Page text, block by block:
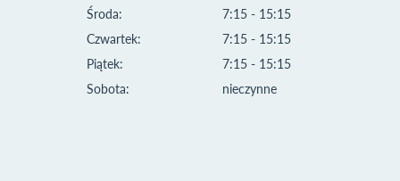
Środa:
Czwartek:
Piątek:
Sobota:
7:15 - 15:15
7:15 - 15:15
7:15 - 15:15
nieczynne